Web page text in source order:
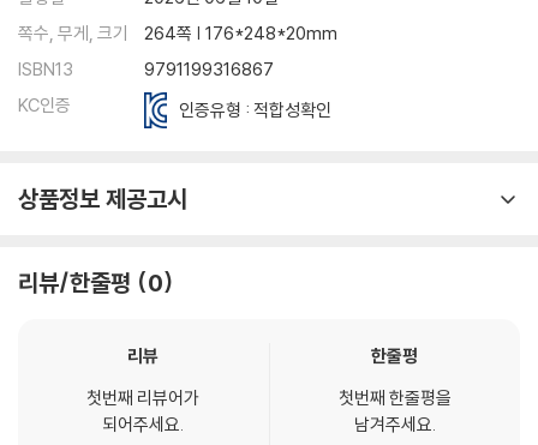
한국사2 - 제5공화국의 유일한 대통령, 전두환
한국사3 - 6·29 - 쿠데타 세력의 대국민 항복 선언
9. 거대제국 소련 붕괴와 국제질서 재편 / 처음으로 실현된 평화적 정권교
세계사1 - 냉전 종식과 소련(소비에트 사회주의 공화국 연방) 해체
세계사2 - 영국에 할양된 홍콩, 99년 만에 중국의 품으로!
한국사1 - 노태우 집권 이후 합당을 선택한 김영삼·김종필
한국사2 - 성공한 평화적 정권교체 - 김대중과 ‘국민의 정부’
10. 신종 유행병에 이은 후쿠시마 원전 참사 / 이념·지역 갈등을 넘어 통합
쪽수, 무게, 크기
264쪽 | 176*248*20mm
ISBN13
9791199316867
KC인증
인증유형 : 적합성확인
상품정보 제공고시
리뷰/한줄평 0
리뷰
첫번째 리뷰어가
되어주세요.
한줄평
첫번째 한줄평을
남겨주세요.